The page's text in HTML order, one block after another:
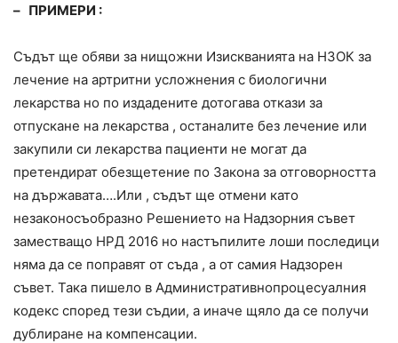
– ПРИМЕРИ :
Съдът ще обяви за нищожни Изискванията на НЗОК за
лечение на артритни усложнения с биологични
лекарства но по издадените дотогава откази за
отпускане на лекарства , останалите без лечение или
закупили си лекарства пациенти не могат да
претендират обезщетение по Закона за отговорността
на държавата….Или , съдът ще отмени като
незаконосъобразно Решението на Надзорния съвет
заместващо НРД 2016 но настъпилите лоши последици
няма да се поправят от съда , а от самия Надзорен
съвет. Така пишело в Административнопроцесуалния
кодекс според тези съдии, а иначе щяло да се получи
дублиране на компенсации.